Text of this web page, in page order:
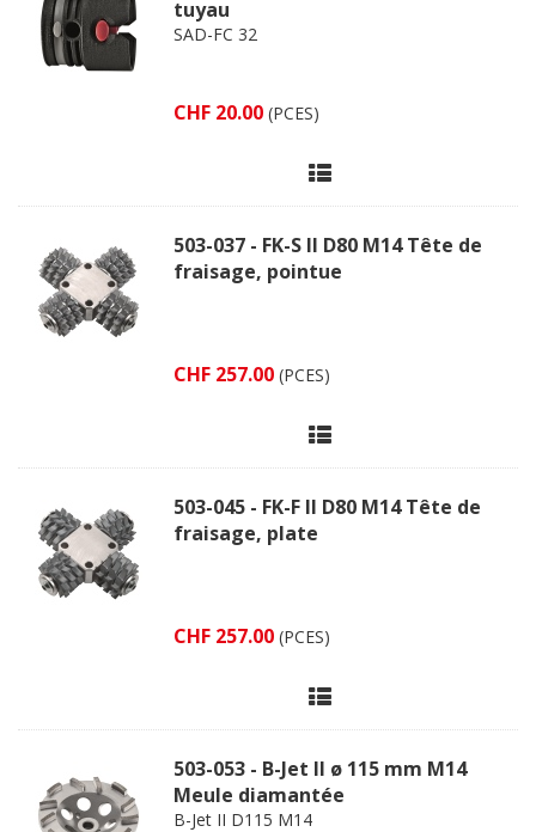
tuyau
SAD-FC 32
CHF 20.00 (PCES)
503-037 - FK-S II D80 M14 Tête de
fraisage, pointue
CHF 257.00 (PCES)
503-045 - FK-F II D80 M14 Tête de
fraisage, plate
CHF 257.00 (PCES)
503-053 - B-Jet II ø 115 mm M14
Meule diamantée
B-Jet II D115 M14